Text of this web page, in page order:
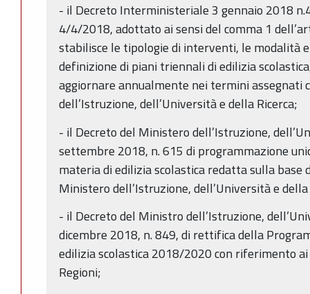
- il Decreto Interministeriale 3 gennaio 2018
4/4/2018, adottato ai sensi del comma 1
stabilisce le tipologie di interventi, le modalità
definizione di piani triennali di edilizia
aggiornare annualmente nei termini assegnati
dell’Istruzione, dell’Università e della Ricerca;
- il Decreto del Ministero dell’Istruzione,
settembre 2018, n. 615 di programmazione
materia di edilizia scolastica redatta sulla
Ministero dell’Istruzione, dell’Università e della
- il Decreto del Ministro dell’Istruzione,
dicembre 2018, n. 849, di rettifica della
edilizia scolastica 2018/2020 con riferimento
Regioni;